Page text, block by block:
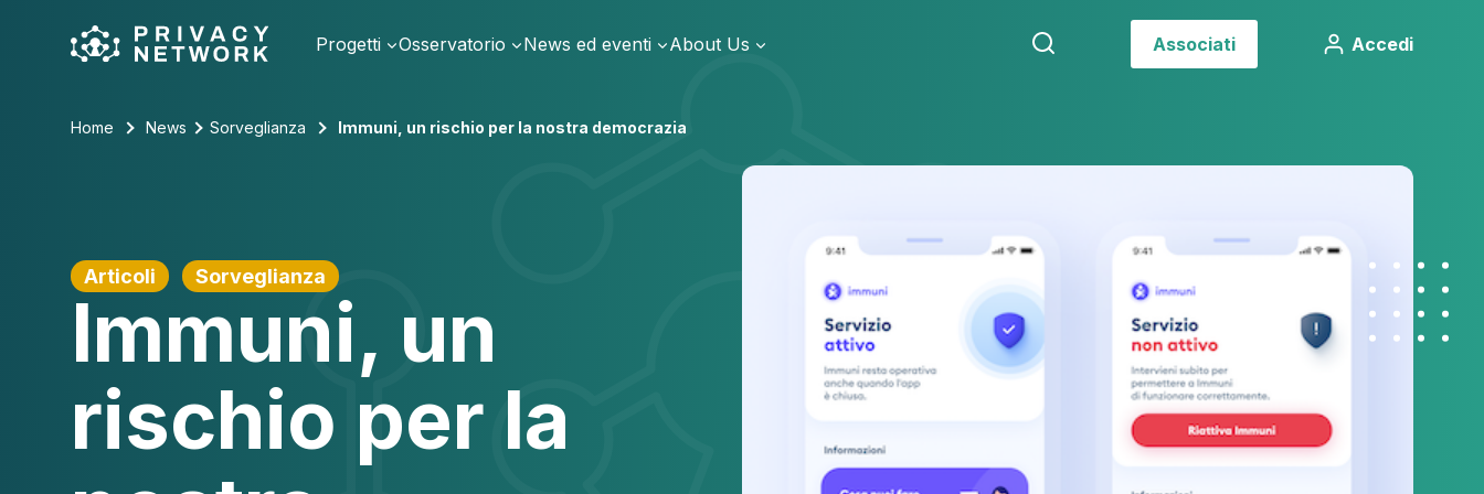
Progetti Osservatorio News ed eventi About Us Associati Accedi
Home News Sorveglianza Immuni, un rischio per la nostra democrazia
Articoli Sorveglianza
Immuni, un
rischio per la